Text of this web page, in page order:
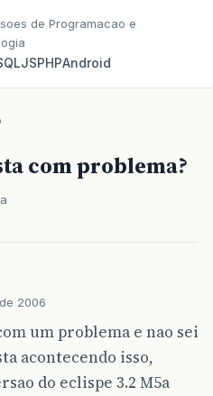
de Programacao e
JSPHPAndroid
com problema?
2006
um problema e nao sei
acontecendo isso,
do eclispe 3.2 M5a